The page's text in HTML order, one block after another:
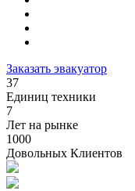
Заказать эвакуатор
37
Единиц техники
7
Лет на рынке
1000
Довольных Клиентов